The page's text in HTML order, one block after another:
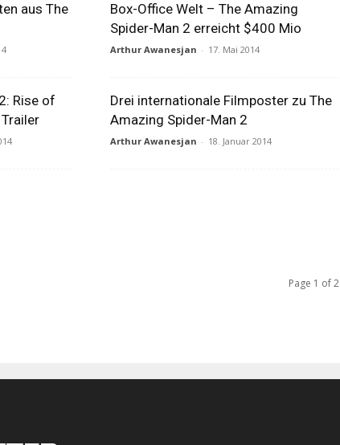
aus The
Box-Office Welt – The Amazing
Spider-Man 2 erreicht $400 Mio
Arthur Awanesjan - 17. Mai 2014
Rise of
Drei internationale Filmposter zu The
Amazing Spider-Man 2
Arthur Awanesjan - 18. Januar 2014
Page 1 of 2